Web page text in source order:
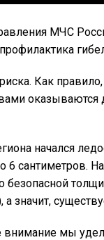
МЧС
Как
начался
сантиметров.
значит,
мы